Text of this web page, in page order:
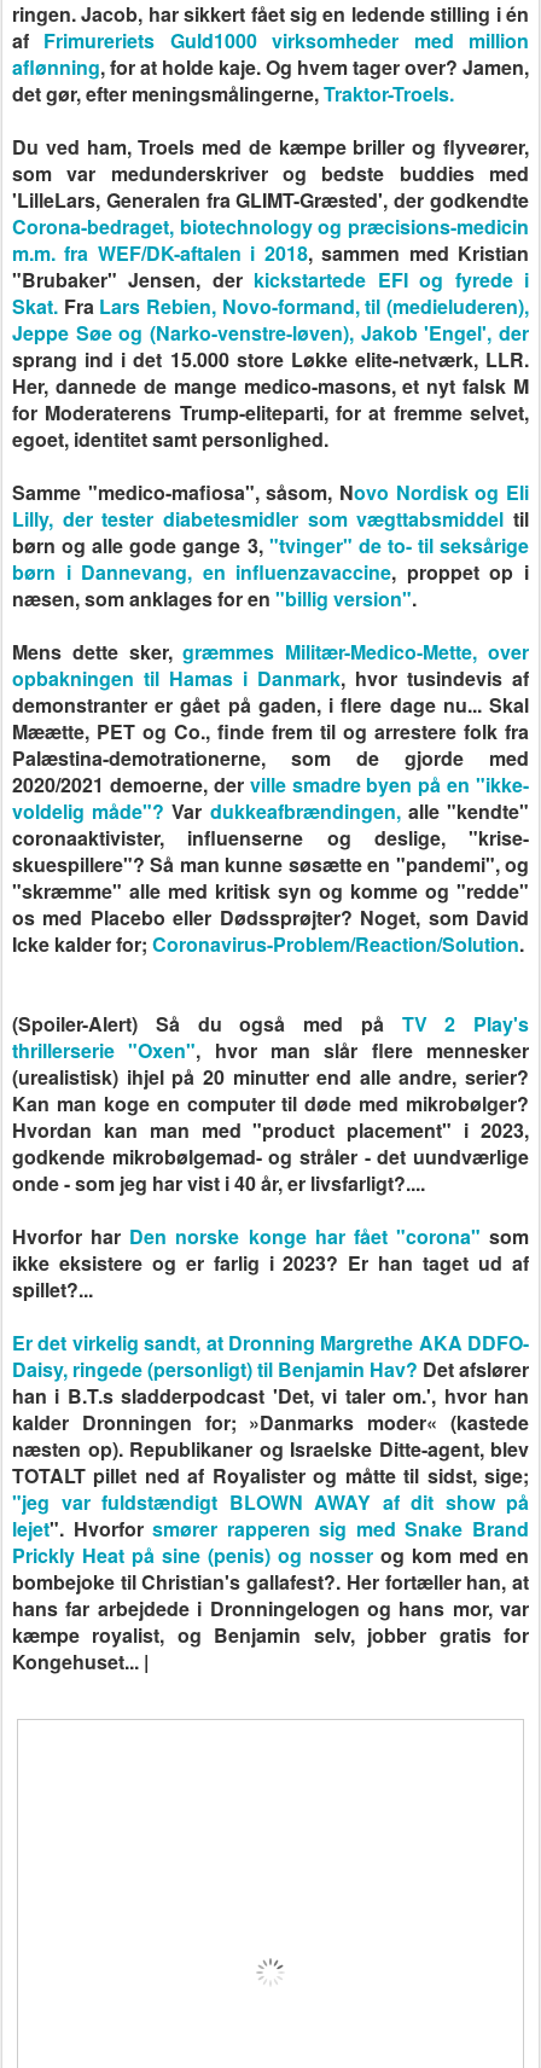
ringen. Jacob, har sikkert fået sig en ledende stilling i én
af Frimureriets Guld1000 virksomheder med million
aflønning, for at holde kaje. Og hvem tager over? Jamen,
det gør, efter meningsmålingerne,Traktor-Troels.
Du ved ham, Troels med de kæmpe briller og flyveører,
som var medunderskriver og bedste buddies med
'LilleLars, Generalen fra GLIMT-Græsted', der godkendte
Corona-bedraget, biotechnology og præcisions-medicin
m.m. fra WEF/DK-aftalen i 2018, sammen med Kristian
"Brubaker" Jensen, derkickstartede EFI og fyrede i
Skat. Fra Lars Rebien, Novo-formand, til (medieluderen),
Jeppe Søe og (Narko-venstre-løven), Jakob 'Engel', der
sprang ind i det 15.000 store Løkke elite-netværk, LLR.
Her, dannede de mange medico-masons, et nyt falsk M
for Moderaterens Trump-eliteparti, for at fremme selvet,
egoet, identitet samt personlighed.
Samme "medico-mafiosa", såsom, Novo Nordisk og Eli
Lilly, der tester diabetesmidler som vægttabsmiddel til
børn og alle gode gange 3, "tvinger" de to- til seksårige
børn i Dannevang, en influenzavaccine, proppet op i
næsen, som anklages for en "billig version".
Mens dette sker,græmmes Militær-Medico-Mette, over
opbakningen til Hamas i Danmark, hvor tusindevis af
demonstranter er gået på gaden, i flere dage nu... Skal
Mæætte, PET og Co., finde frem til og arrestere folk fra
Palæstina-demotrationerne, som de gjorde med
2020/2021 demoerne, der ville smadre byen på en "ikke-
voldelig måde"? Var dukkeafbrændingen,alle "kendte"
coronaaktivister, influenserne og deslige, "krise-
skuespillere"? Så man kunne søsætte en "pandemi", og
"skræmme" alle med kritisk syn og komme og "redde"
os med Placebo eller Dødssprøjter? Noget, som David
Icke kalder for; Coronavirus-Problem/Reaction/Solution.
(Spoiler-Alert) Så du også med på TV 2 Play's
thrillerserie "Oxen", hvor man slår flere mennesker
(urealistisk) ihjel på 20 minutter end alle andre, serier?
Kan man koge en computer til døde med mikrobølger?
Hvordan kan man med "product placement" i 2023,
godkende mikrobølgemad- og stråler - det uundværlige
onde - som jeg har vist i 40 år, er livsfarligt?....
Hvorfor har Den norske konge har fået "corona" som
ikke eksistere og er farlig i 2023? Er han taget ud af
spillet?...
Er det virkelig sandt, at Dronning Margrethe AKA DDFO-
Daisy, ringede (personligt) til Benjamin Hav? Det afslører
han i B.T.s sladderpodcast 'Det, vi taler om.', hvor han
kalder Dronningen for; »Danmarks moder« (kastede
næsten op). Republikaner og Israelske Ditte-agent, blev
TOTALT pillet ned af Royalister og måtte til sidst, sige;
"jeg var fuldstændigt BLOWN AWAY af dit show på
lejet". Hvorforsmører rapperen sig med Snake Brand
Prickly Heat på sine (penis) og nosser og kom med en
bombejoke til Christian's gallafest?. Her fortæller han, at
hans far arbejdede i Dronningelogen og hans mor, var
kæmpe royalist, og Benjamin selv, jobber gratis for
Kongehuset... |